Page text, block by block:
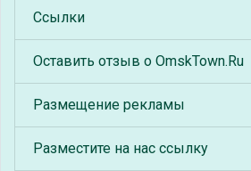
Ссылки
Оставить отзыв о OmskTown.Ru
Размещение рекламы
Разместите на нас ссылку